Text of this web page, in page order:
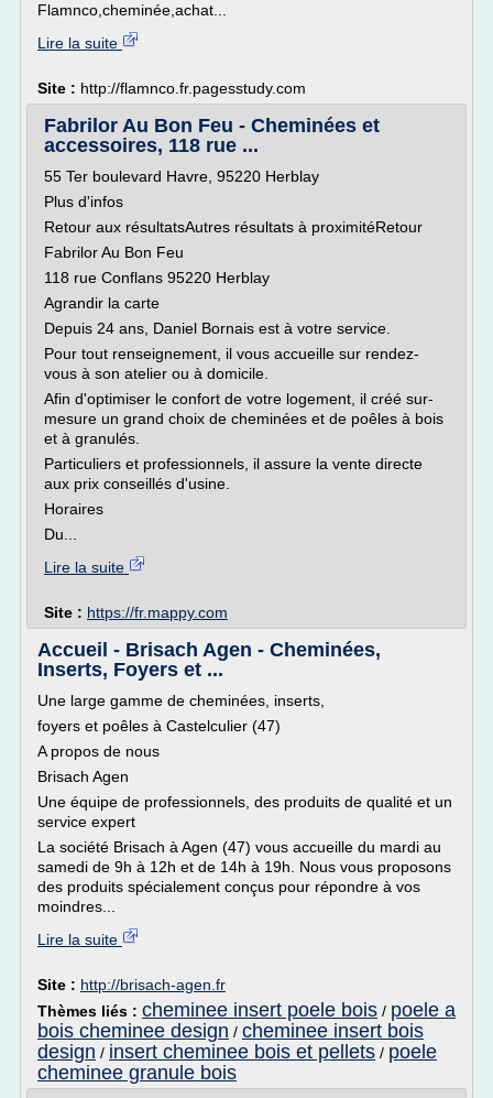
Flamnco,cheminée,achat...
Lire la suite
Site : http://flamnco.fr.pagesstudy.com
Fabrilor Au Bon Feu - Cheminées et
accessoires, 118 rue ...
55 Ter boulevard Havre, 95220 Herblay
Plus d'infos
Retour aux résultatsAutres résultats à proximitéRetour
Fabrilor Au Bon Feu
118 rue Conflans 95220 Herblay
Agrandir la carte
Depuis 24 ans, Daniel Bornais est à votre service.
Pour tout renseignement, il vous accueille sur rendez-
vous à son atelier ou à domicile.
Afin d'optimiser le confort de votre logement, il créé sur-
mesure un grand choix de cheminées et de poêles à bois
et à granulés.
Particuliers et professionnels, il assure la vente directe
aux prix conseillés d'usine.
Horaires
Du...
Lire la suite
Site : https://fr.mappy.com
Accueil - Brisach Agen - Cheminées,
Inserts, Foyers et ...
Une large gamme de cheminées, inserts,
foyers et poêles à Castelculier (47)
A propos de nous
Brisach Agen
Une équipe de professionnels, des produits de qualité et un
service expert
La société Brisach à Agen (47) vous accueille du mardi au
samedi de 9h à 12h et de 14h à 19h. Nous vous proposons
des produits spécialement conçus pour répondre à vos
moindres...
Lire la suite
Site : http://brisach-agen.fr
Thèmes liés : cheminee insert poele bois / poele a
bois cheminee design / cheminee insert bois
design / insert cheminee bois et pellets / poele
cheminee granule bois